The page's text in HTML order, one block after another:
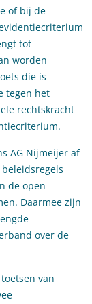
of bij de
tot
worden
die is
tegen het
rechtskracht
AG Nijmeijer af
de open
Daarmee zijn
over de
van